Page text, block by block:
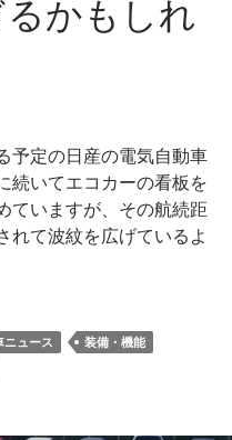
かもしれ
予定の日産の電気自動車
続いてエコカーの看板を
ていますが、その航続距
れて波紋を広げているよ
ニュース
装備・機能